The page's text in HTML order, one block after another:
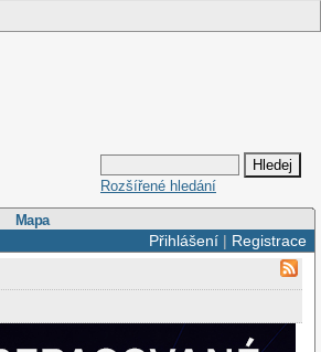
Rozšířené hledání
Mapa
Přihlášení| Registrace